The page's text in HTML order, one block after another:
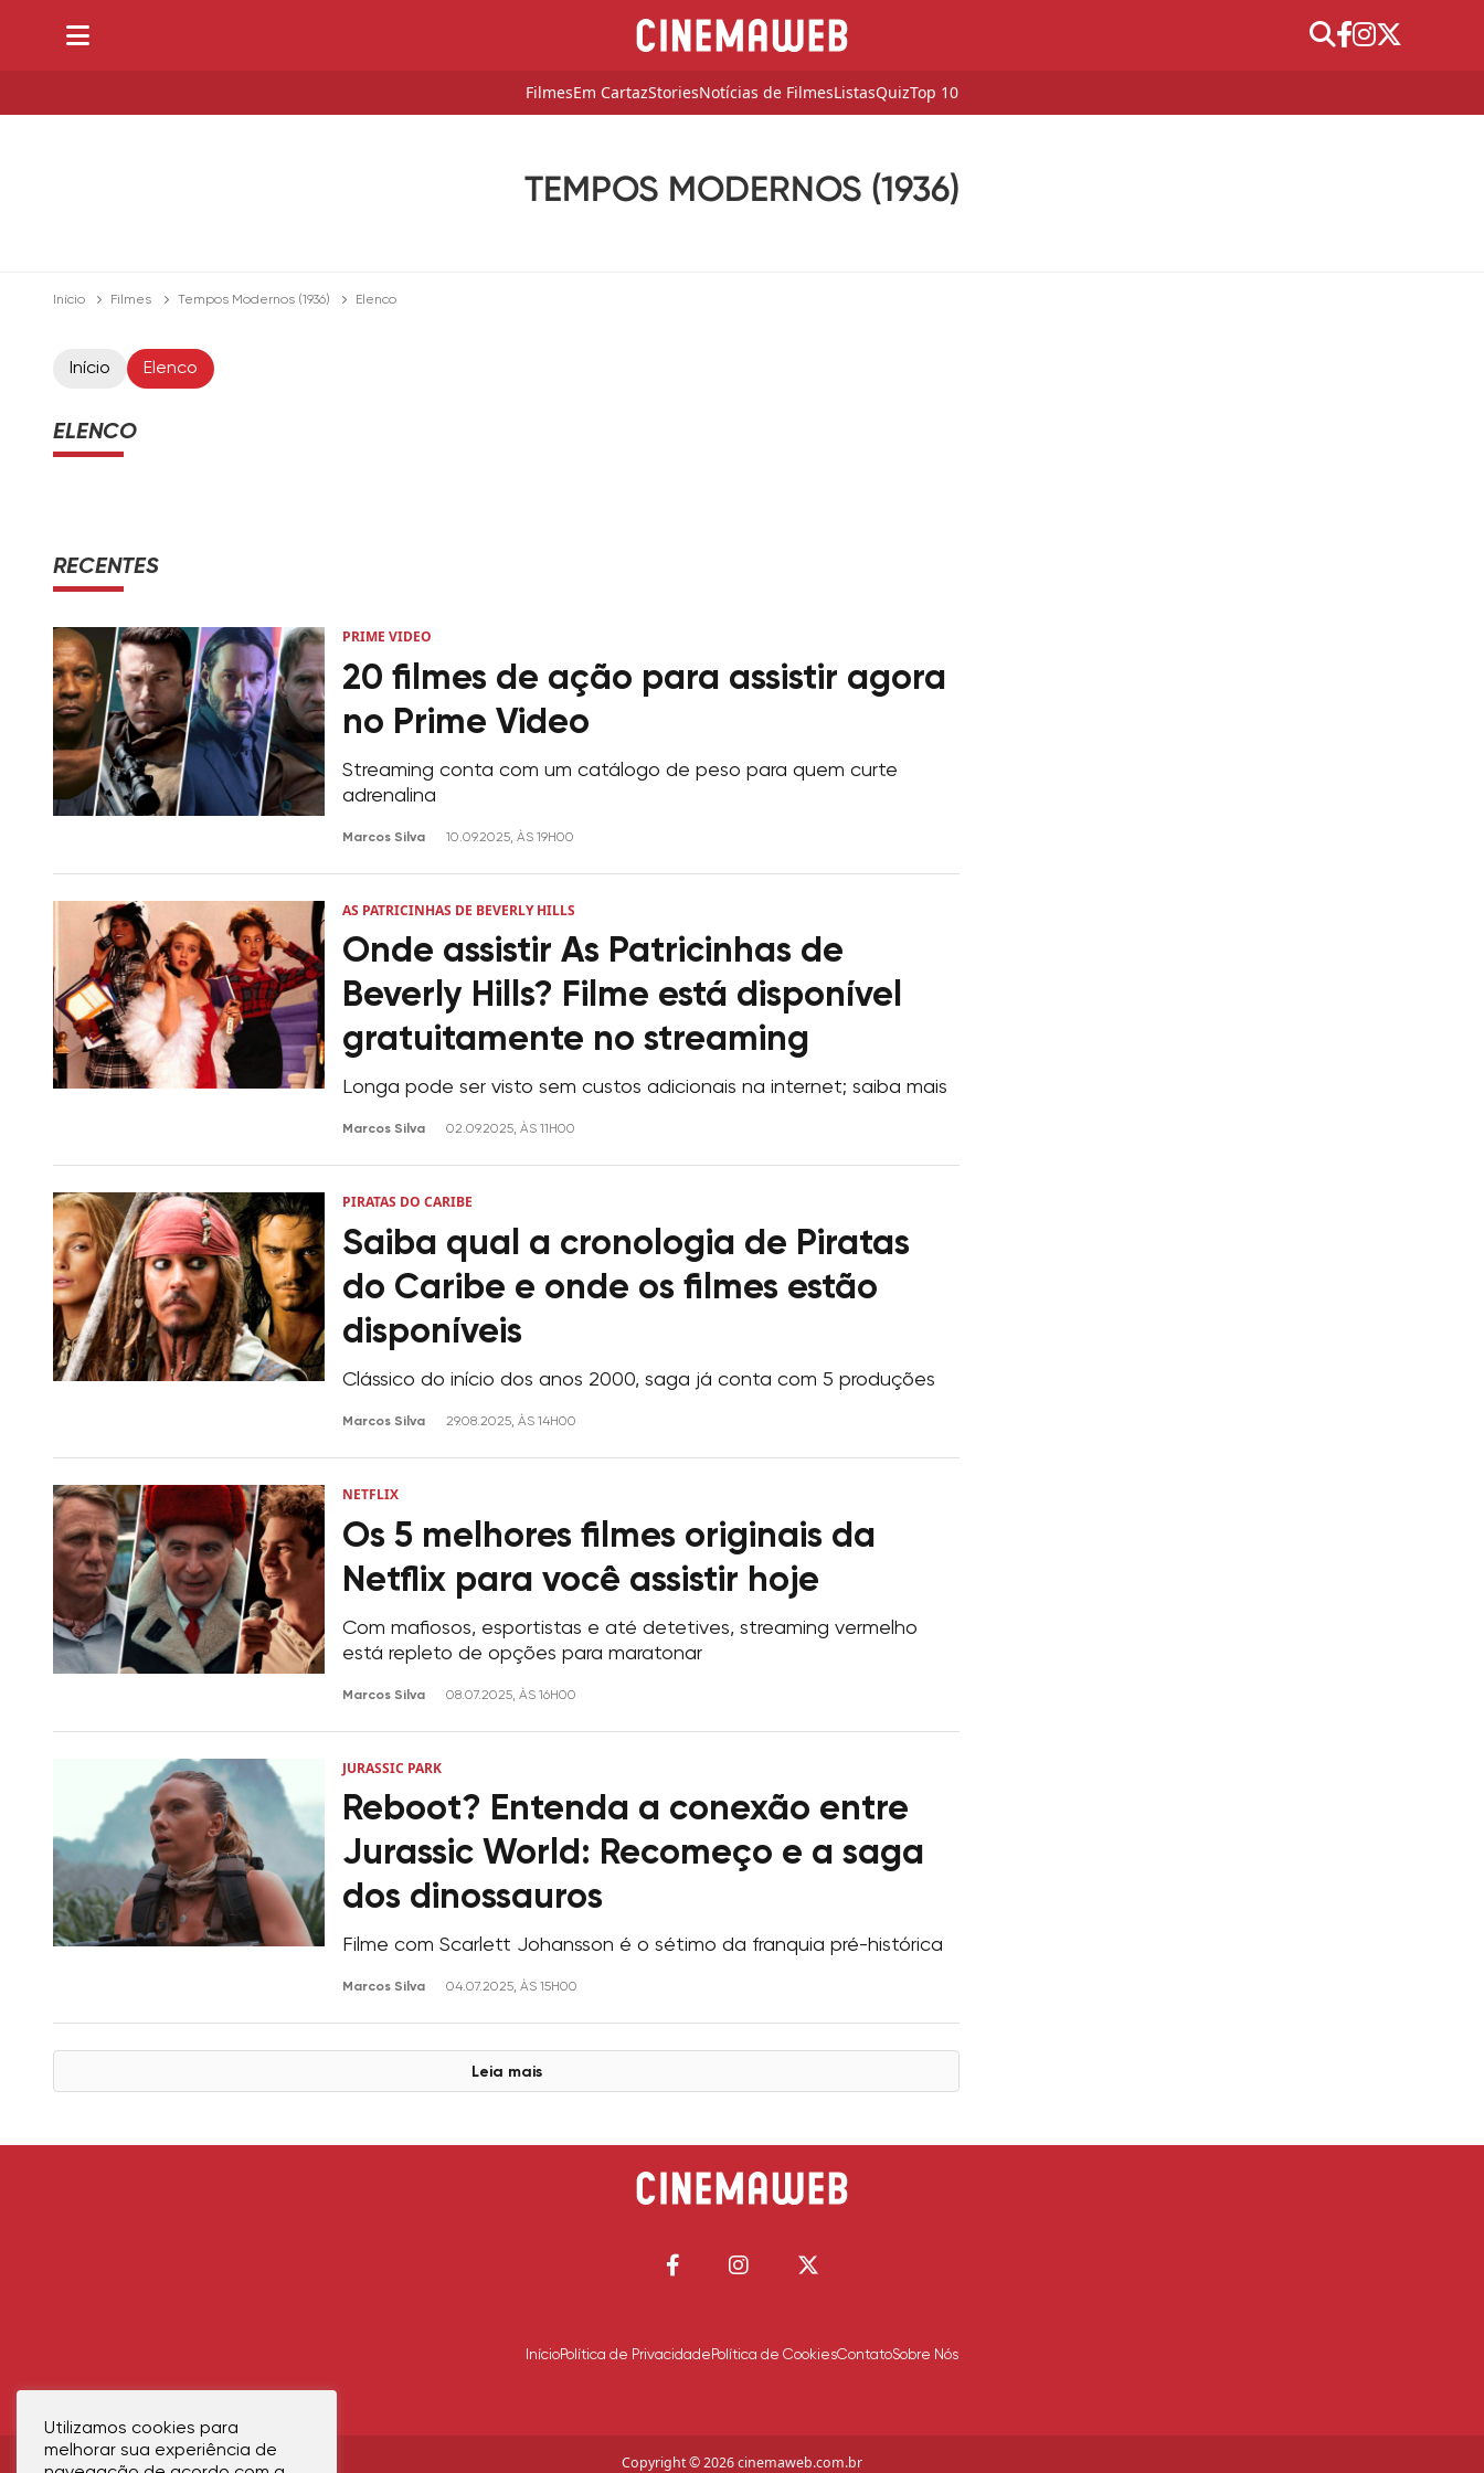
FilmesEm CartazStoriesNotícias de FilmesListasQuizTop 10
TEMPOS MODERNOS (1936)
Início Filmes Tempos Modernos (1936) Elenco
Início Elenco
ELENCO
RECENTES
PRIME VIDEO
20 filmes de ação para assistir agora
no Prime Video
Streaming conta com um catálogo de peso para quem curte
adrenalina
Marcos Silva 10.09.2025, ÀS 19H00
AS PATRICINHAS DE BEVERLY HILLS
Onde assistir As Patricinhas de
Beverly Hills? Filme está disponível
gratuitamente no streaming
Longa pode ser visto sem custos adicionais na internet; saiba mais
Marcos Silva 02.09.2025, ÀS 11H00
PIRATAS DO CARIBE
Saiba qual a cronologia de Piratas
do Caribe e onde os filmes estão
disponíveis
Clássico do início dos anos 2000, saga já conta com 5 produções
Marcos Silva 29.08.2025, ÀS 14H00
NETFLIX
Os 5 melhores filmes originais da
Netflix para você assistir hoje
Com mafiosos, esportistas e até detetives, streaming vermelho
está repleto de opções para maratonar
Marcos Silva 08.07.2025, ÀS 16H00
JURASSIC PARK
Reboot? Entenda a conexão entre
Jurassic World: Recomeço e a saga
dos dinossauros
Filme com Scarlett Johansson é o sétimo da franquia pré-histórica
Marcos Silva 04.07.2025, ÀS 15H00
Leia mais
InícioPolítica de Privacidade Política de CookiesContatoSobre Nós
Copyright © 2026 cinemaweb.com.br
Utilizamos cookies para
melhorar sua experiência de